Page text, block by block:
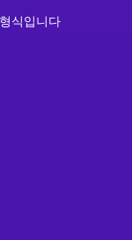
식입니다